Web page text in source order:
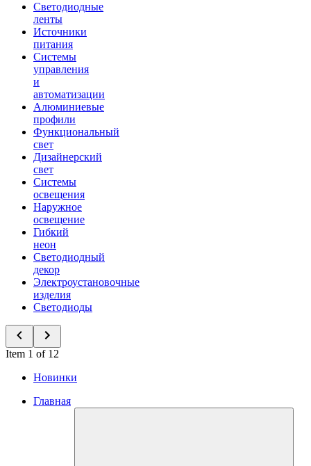
Светодиодные
ленты
Источники
питания
Системы
управления
и
автоматизации
Алюминиевые
профили
Функциональный
свет
Дизайнерский
свет
Системы
освещения
Наружное
освещение
Гибкий
неон
Светодиодный
декор
Электроустановочные
изделия
Светодиоды
Item 1 of 12
Новинки
Главная